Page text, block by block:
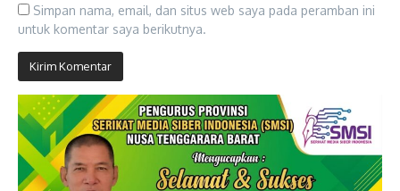
Simpan nama, email, dan situs web saya pada peramban ini
untuk komentar saya berikutnya.